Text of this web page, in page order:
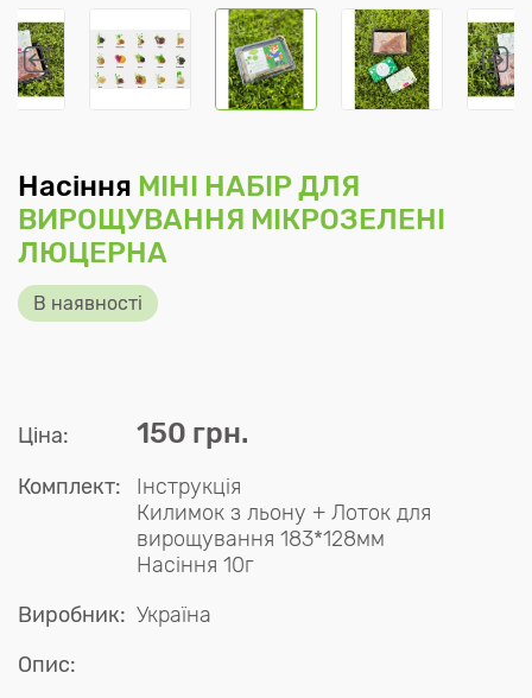
Насіння МІНІ НАБІР ДЛЯ
ВИРОЩУВАННЯ МІКРОЗЕЛЕНІ
ЛЮЦЕРНА
В наявності
Ціна: 150 грн.
Комплект:
Інструкція
Килимок з льону + Лоток для
вирощування 183*128мм
Насіння 10г
Виробник: Україна
Опис: